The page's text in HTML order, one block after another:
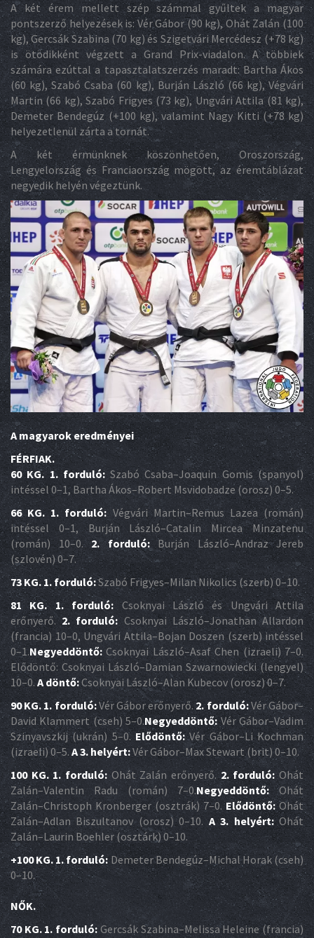
A két érem mellett szép számmal gyűltek a magyar
pontszerző helyezések is: Vér Gábor (90 kg), Ohát Zalán (100
kg), Gercsák Szabina (70 kg) és Szigetvári Mercédesz (+78 kg)
is ötödikként végzett a Grand Prix-viadalon. A többiek
számára ezúttal a tapasztalatszerzés maradt: Bartha Ákos
(60 kg), Szabó Csaba (60 kg), Burján László (66 kg), Végvári
Martin (66 kg), Szabó Frigyes (73 kg), Ungvári Attila (81 kg),
Demeter Bendegúz (+100 kg), valamint Nagy Kitti (+78 kg)
helyezetlenül zárta a tornát.
A két érmünknek köszönhetően, Oroszország,
Lengyelország és Franciaország mögött, az éremtáblázat
negyedik helyén végeztünk.
A magyarok eredményei
FÉRFIAK.
60 KG. 1. forduló: Szabó Csaba–Joaquin Gomis (spanyol)
intéssel 0–1, Bartha Ákos–Robert Msvidobadze (orosz) 0–5.
66 KG. 1. forduló: Végvári Martin–Remus Lazea (román)
intéssel 0–1, Burján László–Catalin Mircea Minzatenu
(román) 10–0.2. forduló:Burján László–Andraz Jereb
(szlovén) 0–7.
73 KG. 1. forduló:Szabó Frigyes–Milan Nikolics (szerb) 0–10.
81 KG. 1. forduló: Csoknyai László és Ungvári Attila
erőnyerő. 2. forduló: Csoknyai László–Jonathan Allardon
(francia) 10–0, Ungvári Attila–Bojan Doszen (szerb) intéssel
0–1.Negyeddöntő: Csoknyai László–Asaf Chen (izraeli) 7–0.
Elődöntő: Csoknyai László–Damian Szwarnowiecki (lengyel)
10–0. A döntő:Csoknyai László–Alan Kubecov (orosz) 0–7.
90 KG. 1. forduló:Vér Gábor erőnyerő.2. forduló:Vér Gábor–
David Klammert (cseh) 5–0.Negyeddöntő:Vér Gábor–Vadim
Szinyavszkij (ukrán) 5–0. Elődöntő:Vér Gábor–Li Kochman
(izraeli) 0–5.A 3. helyért:Vér Gábor–Max Stewart (brit) 0–10.
100 KG. 1. forduló: Ohát Zalán erőnyerő.2. forduló:Ohát
Zalán–Valentin Radu (román) 7–0.Negyeddöntő:Ohát
Zalán–Christoph Kronberger (osztrák) 7–0.Elődöntő:Ohát
Zalán–Adlan Biszultanov (orosz) 0–10. A 3. helyért:Ohát
Zalán–Laurin Boehler (osztárk) 0–10.
+100 KG. 1. forduló:Demeter Bendegúz–Michal Horak (cseh)
0–10.
NŐK.
70 KG. 1. forduló: Gercsák Szabina–Melissa Heleine (francia)